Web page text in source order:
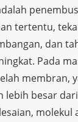
tertentu,
dan
Pada
membran,
lebih besar